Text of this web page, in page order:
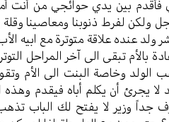
بين يدي حوائجي من أنت
ولكن لفرط ذنوبنا ومعاصينا
ولد عنده علاقة متوترة مع ابيه
بالأم تبقى الى آخر المراحل
الولد وخاصة البنت الى الأم
لا يجرئ أن يكلم أباه فيقدم
جداً وزير لا يفتح لك الباب